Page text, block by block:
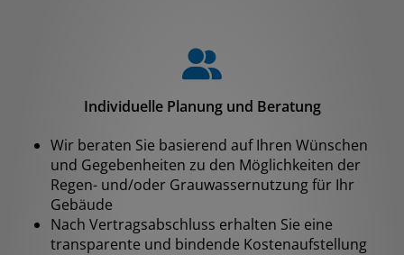
Individuelle Planung und Beratung
Wir beraten Sie basierend auf Ihren Wünschen
und Gegebenheiten zu den Möglichkeiten der
Regen- und/oder Grauwassernutzung für Ihr
Gebäude
Nach Vertragsabschluss erhalten Sie eine
transparente und bindende Kostenaufstellung